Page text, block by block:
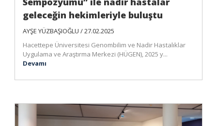
geleceğin hekimleriyle buluştu
AYŞE YÜZBAŞIOĞLU / 27.02.2025
Hacettepe Üniversitesi Genombilim ve Nadir Hastalıklar
Uygulama ve Araştırma Merkezi (HÜGEN), 2025 y...
Devamı